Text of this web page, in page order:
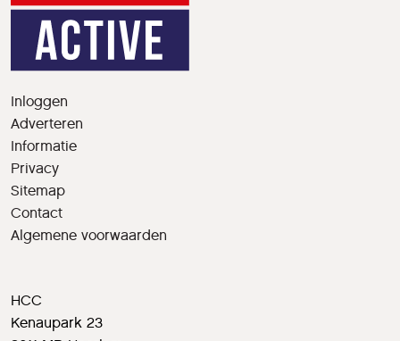
Inloggen
Adverteren
Informatie
Privacy
Sitemap
Contact
Algemene voorwaarden
HCC
Kenaupark 23